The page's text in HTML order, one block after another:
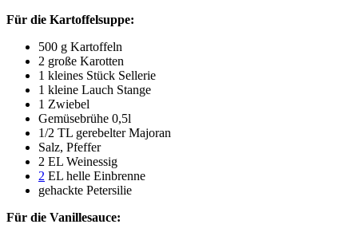
Für die Kartoffelsuppe:
500 g Kartoffeln
2 große Karotten
1 kleines Stück Sellerie
1 kleine Lauch Stange
1 Zwiebel
Gemüsebrühe 0,5l
1/2 TL gerebelter Majoran
Salz, Pfeffer
2 EL Weinessig
2 EL helle Einbrenne
gehackte Petersilie
Für die Vanillesauce: